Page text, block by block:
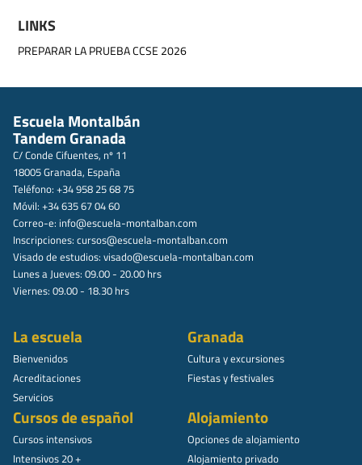
LINKS
PREPARAR LA PRUEBA CCSE 2026
Escuela Montalbán
Tandem Granada
C/ Conde Cifuentes, nº 11
18005 Granada, España
Teléfono: +34 958 25 68 75
Móvil: +34 635 67 04 60
Correo-e: info@escuela-montalban.com
Inscripciones: cursos@escuela-montalban.com
Visado de estudios: visado@escuela-montalban.com
Lunes a Jueves: 09.00 - 20.00 hrs
Viernes: 09.00 - 18.30 hrs
La escuela
Bienvenidos
Acreditaciones
Servicios
Granada
Cultura y excursiones
Fiestas y festivales
Cursos de español
Cursos intensivos
Intensivos 20 +
Alojamiento
Opciones de alojamiento
Alojamiento privado